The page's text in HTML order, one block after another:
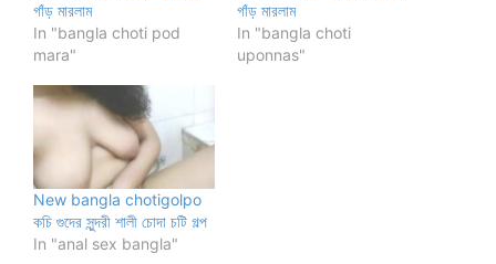
গাঁড় মারলাম
In "bangla choti pod
mara"
গাঁড় মারলাম
In "bangla choti
uponnas"
New bangla chotigolpo
কচি গুদের সুন্দরী শালী চোদা চটি গল্প
In "anal sex bangla"